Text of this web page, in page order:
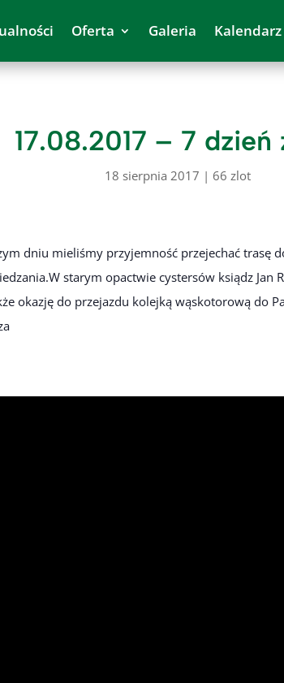
Oferta Galeria
17.08.2017 – 7 dzień
18 sierpnia 2017 | 66 zlot
dniu mieliśmy przyjemność przejechać trasę
starym opactwie cystersów ksiądz Jan
okazję do przejazdu kolejką wąskotorową do